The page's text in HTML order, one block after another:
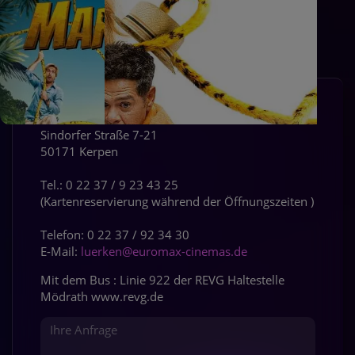
MONTAG 15.6. UM 20:30UHR
Jetzt in allen Kinosälen
PREVIEW BEREITS AM 5.8. JETZT
TICKETS ONLINE
Kontakt
Euromax Cinemas GmbH & Co. KG
Sindorfer Straße 7-21
50171 Kerpen
Tel.: 0 22 37 / 9 23 43 25
(Kartenreservierung während der Öffnungszeiten )
Telefon: 0 22 37 / 92 34 30
E-Mail: luerken@euromax-cinemas.de
Mit dem Bus : Linie 922 der REVG Haltestelle
Mödrath www.revg.de